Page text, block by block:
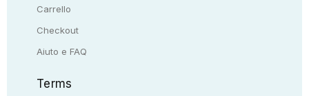
Carrello
Checkout
Aiuto e FAQ
Terms